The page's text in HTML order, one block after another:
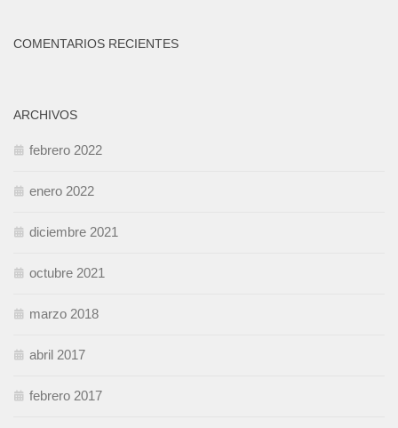
COMENTARIOS RECIENTES
ARCHIVOS
febrero 2022
enero 2022
diciembre 2021
octubre 2021
marzo 2018
abril 2017
febrero 2017